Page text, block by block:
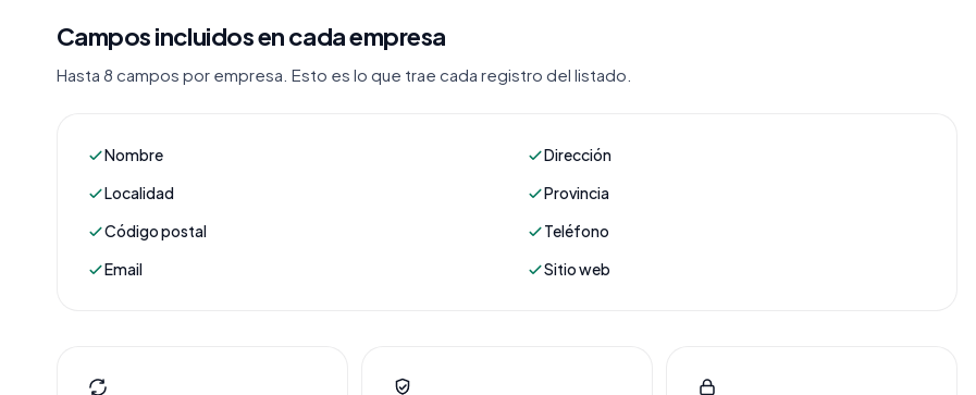
Campos incluidos en cada empresa
Hasta 8 campos por empresa. Esto es lo que trae cada registro del listado.
Nombre
Dirección
Localidad
Provincia
Código postal
Teléfono
Email
Sitio web